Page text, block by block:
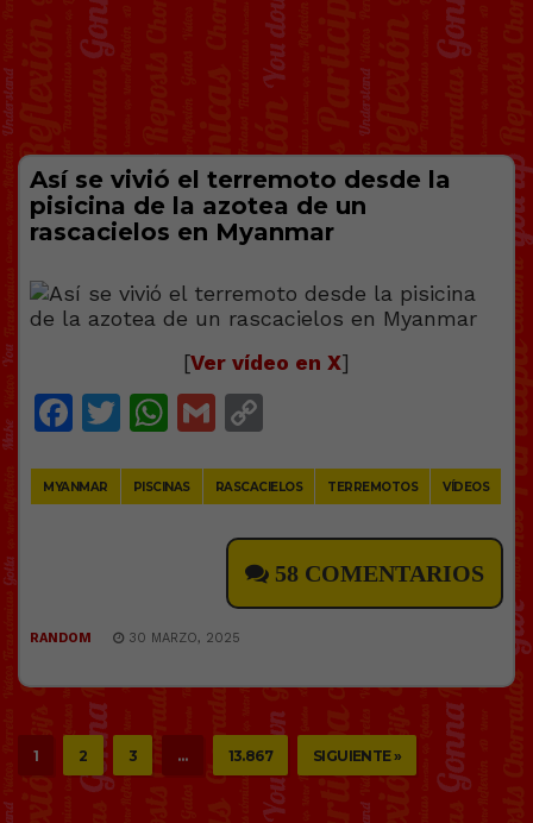
Así se vivió el terremoto desde la
pisicina de la azotea de un
rascacielos en Myanmar
[Ver vídeo en X]
Facebook
Twitter
WhatsApp
Gmail
MYANMAR PISCINAS RASCACIELOS TERREMOTOS VÍDEOS
58 COMENTARIOS
RANDOM 30 MARZO, 2025
1 2 3 … 13.867 SIGUIENTE »